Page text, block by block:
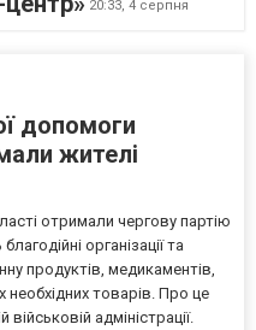
20:33, 4 серпня
допомоги
жителі
отримали чергову партію
організації та
продуктів, медикаментів,
необхідних товарів. Про це
адміністрації.